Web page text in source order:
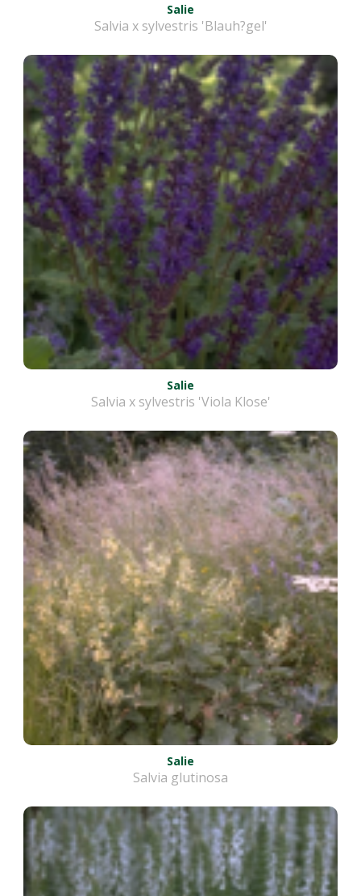
Salie
Salvia x sylvestris 'Blauh?gel'
Salie
Salvia x sylvestris 'Viola Klose'
Salie
Salvia glutinosa